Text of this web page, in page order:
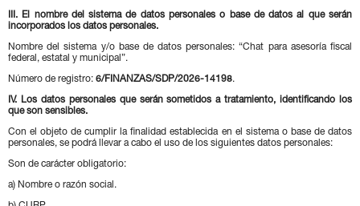
III. El nombre del sistema de datos personales o base de datos al que serán
incorporados los datos personales.
Nombre del sistema y/o base de datos personales: “Chat para asesoría fiscal
federal, estatal y municipal”.
Número de registro: 6/FINANZAS/SDP/2026-14198.
IV. Los datos personales que serán sometidos a tratamiento, identificando los
que son sensibles.
Con el objeto de cumplir la finalidad establecida en el sistema o base de datos
personales, se podrá llevar a cabo el uso de los siguientes datos personales:
Son de carácter obligatorio:
a) Nombre o razón social.